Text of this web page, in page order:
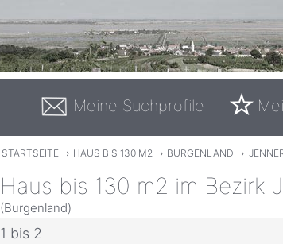
Meine Suchprofile
STARTSEITE › HAUS BIS 130 M2 › BURGENLAND ›
Haus bis 130 m2 im Bezirk
(Burgenland)
1 bis 2